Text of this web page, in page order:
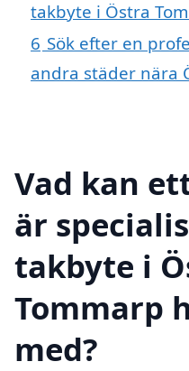
takbyte i Östra
6 Sök efter en
andra städer nära
Vad kan
är
takbyte i
Tommarp
med?